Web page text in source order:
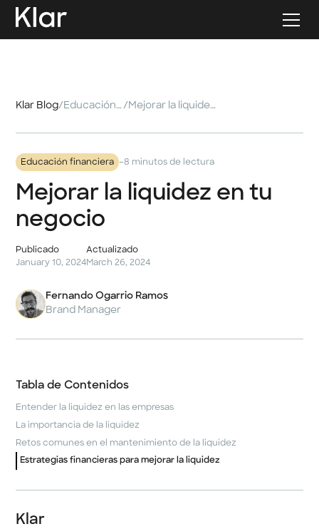
Klar Blog/ Educación financiera / Mejorar la liquidez en tu negocio
Educación financiera -8 minutos de lectura
Mejorar la liquidez en tu
negocio
Publicado
January 10, 2024
Actualizado
March 26, 2024
Fernando Ogarrio Ramos
Brand Manager
Tabla de Contenidos
Entender la liquidez en las empresas
La importancia de la liquidez
Retos comunes en el mantenimiento de la liquidez
Estrategias financieras para mejorar la liquidez
Klar